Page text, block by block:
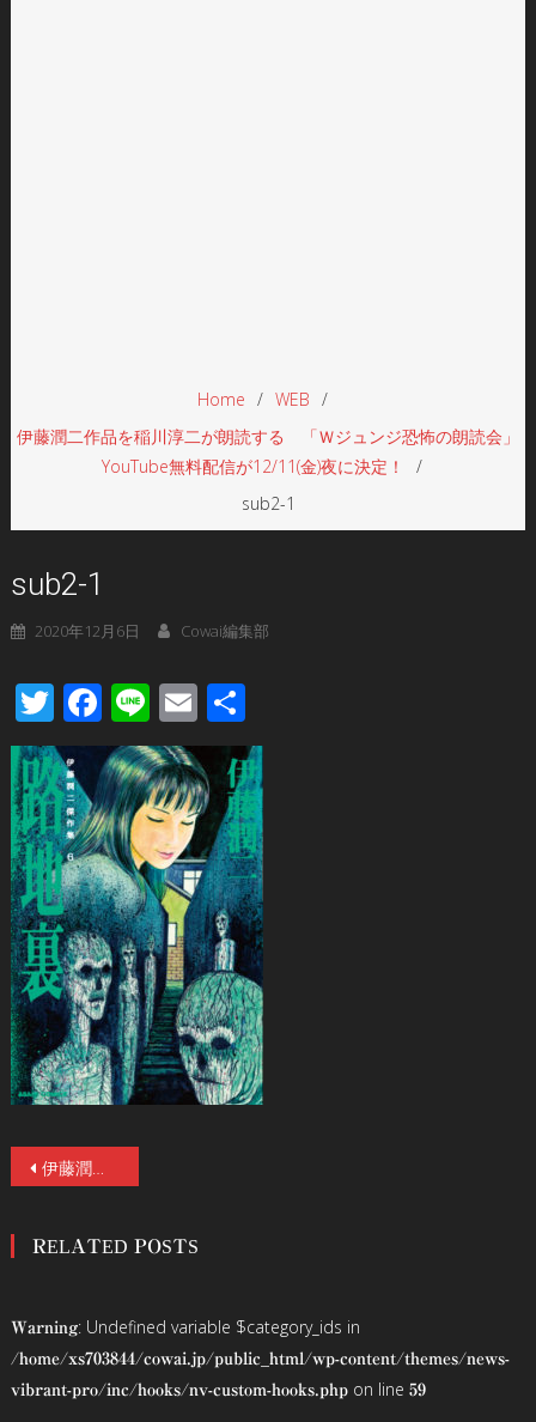
Home
WEB
伊藤潤二作品を稲川淳二が朗読する 「Ｗジュンジ恐怖の朗読会」
YouTube無料配信が12/11(金)夜に決定！
sub2-1
sub2-1
2020年12月6日 Cowai編集部
Twitter
Facebook
LineEmail
有
投
ナ
ゲ
ー
伊藤潤二作品を稲川淳二が朗読する 「Ｗジュンジ恐怖の朗読会」YouTube無料配信が12/11(金)夜に決定！
RELATED POSTS
Warning: Undefined variable $category_ids in
/home/xs703844/cowai.jp/public_html/wp-content/themes/news-
vibrant-pro/inc/hooks/nv-custom-hooks.phpon line 59